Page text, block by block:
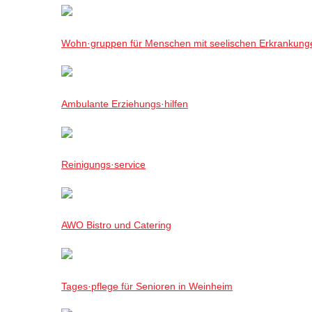
Wohn·gruppen für Menschen mit seelischen
Ambulante Erziehungs·hilfen
Reinigungs·service
AWO Bistro und Catering
Tages·pflege für Senioren in Weinheim